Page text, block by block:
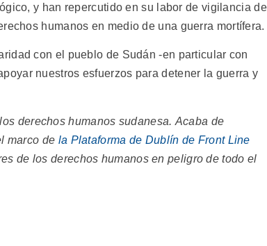
y han repercutido en su labor de vigilancia de
humanos en medio de una guerra mortífera.
con el pueblo de Sudán -en particular con
nuestros esfuerzos para detener la guerra y
derechos humanos sudanesa. Acaba de
marco de la Plataforma de Dublín de Front Line
de los derechos humanos en peligro de todo el